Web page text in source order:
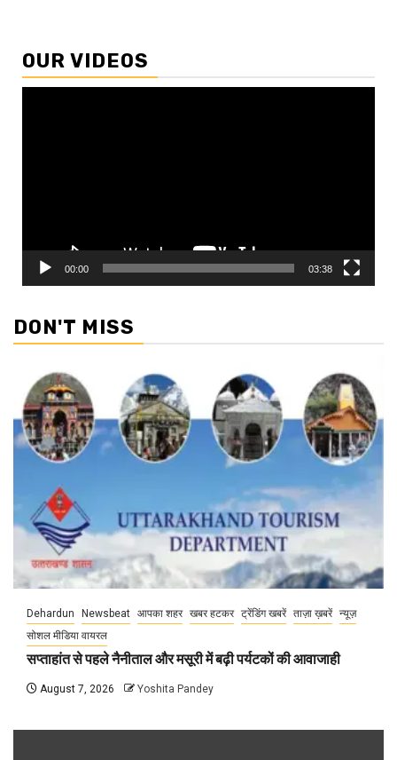
OUR VIDEOS
00:00 03:38
DON'T MISS
Dehardun Newsbeat आपका शहर खबर हटकर ट्रेंडिंग खबरें ताज़ा ख़बरें न्यूज़
सोशल मीडिया वायरल
सप्ताहांत से पहले नैनीताल और मसूरी में बढ़ी पर्यटकों की आवाजाही
August 7, 2026 Yoshita Pandey